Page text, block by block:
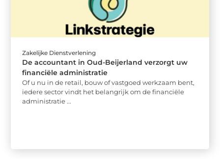
Zakelijke Dienstverlening
De accountant in Oud-Beijerland verzorgt uw
financiële administratie
Of u nu in de retail, bouw of vastgoed werkzaam bent,
iedere sector vindt het belangrijk om de financiële
administratie ...